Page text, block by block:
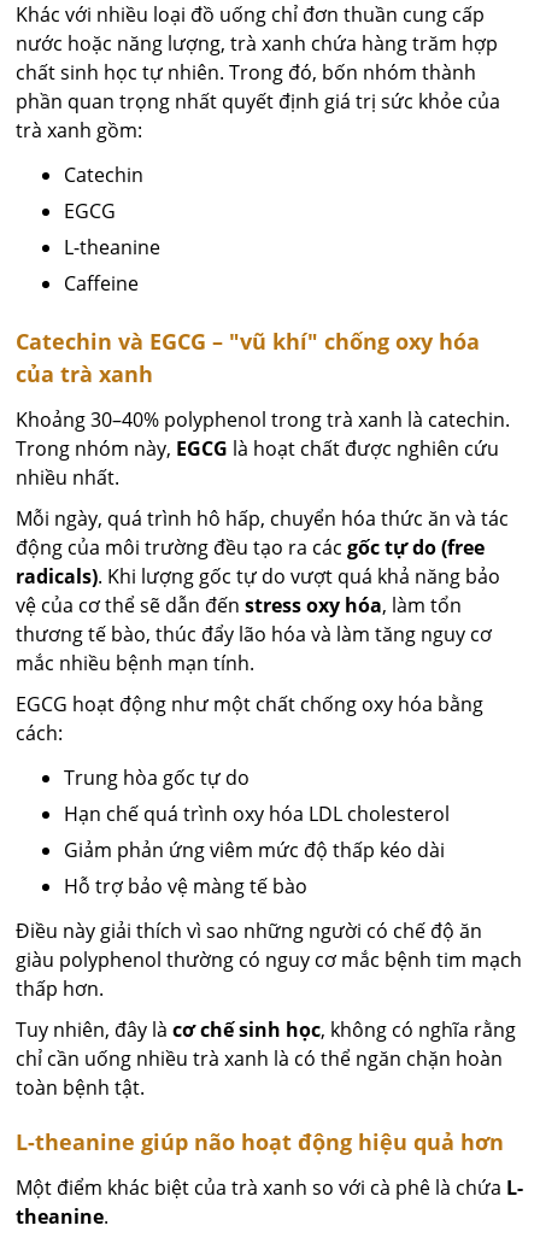
Khác với nhiều loại đồ uống chỉ đơn thuần cung cấp
nước hoặc năng lượng, trà xanh chứa hàng trăm hợp
chất sinh học tự nhiên. Trong đó, bốn nhóm thành
phần quan trọng nhất quyết định giá trị sức khỏe của
trà xanh gồm:
Catechin
EGCG
L-theanine
Caffeine
Catechin và EGCG – "vũ khí" chống oxy hóa
của trà xanh
Khoảng 30–40% polyphenol trong trà xanh là catechin.
Trong nhóm này, EGCG là hoạt chất được nghiên cứu
nhiều nhất.
Mỗi ngày, quá trình hô hấp, chuyển hóa thức ăn và tác
động của môi trường đều tạo ra cácgốc tự do (free
radicals). Khi lượng gốc tự do vượt quá khả năng bảo
vệ của cơ thể sẽ dẫn đếnstress oxy hóa, làm tổn
thương tế bào, thúc đẩy lão hóa và làm tăng nguy cơ
mắc nhiều bệnh mạn tính.
EGCG hoạt động như một chất chống oxy hóa bằng
cách:
Trung hòa gốc tự do
Hạn chế quá trình oxy hóa LDL cholesterol
Giảm phản ứng viêm mức độ thấp kéo dài
Hỗ trợ bảo vệ màng tế bào
Điều này giải thích vì sao những người có chế độ ăn
giàu polyphenol thường có nguy cơ mắc bệnh tim mạch
thấp hơn.
Tuy nhiên, đây làcơ chế sinh học, không có nghĩa rằng
chỉ cần uống nhiều trà xanh là có thể ngăn chặn hoàn
toàn bệnh tật.
L-theanine giúp não hoạt động hiệu quả hơn
Một điểm khác biệt của trà xanh so với cà phê là chứa L-
theanine.